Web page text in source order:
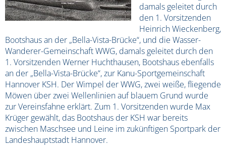
damals geleitet durch
den 1. Vorsitzenden
Heinrich Wieckenberg,
Bootshaus an der „Bella-Vista-Brücke“, und die Wasser-
Wanderer-Gemeinschaft WWG, damals geleitet durch den
1. Vorsitzenden Werner Huchthausen, Bootshaus ebenfalls
an der „Bella-Vista-Brücke“, zur Kanu-Sportgemeinschaft
Hannover KSH. Der Wimpel der WWG, zwei weiße, fliegende
Möwen über zwei Wellenlinien auf blauem Grund wurde
zur Vereinsfahne erklärt. Zum 1. Vorsitzenden wurde Max
Krüger gewählt, das Bootshaus der KSH war bereits
zwischen Maschsee und Leine im zukünftigen Sportpark der
Landeshauptstadt Hannover.